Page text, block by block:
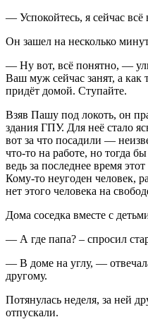
— Успокойтесь, я сейчас
Он зашел на несколько
— Ну вот, всё понятно, —
Ваш муж сейчас занят, а как
придёт домой. Ступайте.
Взяв Пашу под локоть, он
здания ГПУ. Для неё стало
вот за что посадили —
что-то на работе, но тогда
ведь за последнее время
Кому-то неугоден человек,
нет этого человека на
Дома соседка вместе с
— А где папа? – спросил
— В доме на углу, —
другому.
Потянулась неделя, за ней
отпускали.